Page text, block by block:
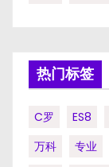
热门标签
C罗 ES8
万科
专业